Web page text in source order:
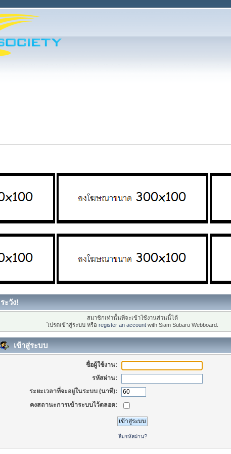
ระวัง!
สมาชิกเท่านั้นที่จะเข้าใช้งานส่วนนี้ได้
โปรดเข้าสู่ระบบ หรือ register an account with Siam Subaru Webboard.
เข้าสู่ระบบ
ชื่อผู้ใช้งาน:
รหัสผ่าน:
ระยะเวลาที่จะอยู่ในระบบ (นาที):
คงสถานะการเข้าระบบไว้ตลอด:
ลืมรหัสผ่าน?